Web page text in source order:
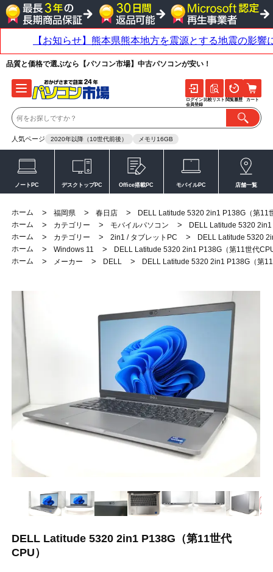
品質と価格で選ぶなら【パソコン市場】中古パソコンが安い！
人気ページ 2020年以降（10世代前後） メモリ16GB
ログイン
会員登録
比較リスト 閲覧履歴 カート
ノートPC デスクトップPC Office搭載PC モバイルPC 店舗一覧
ホーム > 福岡県 > 春日店 >
DELL Latitude 5320 2in1 P138G（第11
ホーム
> カテゴリー > モバイルパソコン >
DELL Latitude 5320
ホーム
> カテゴリー > 2in1 / タブレットPC >
DELL Latitude 5320
ホーム
> Windows 11 >
DELL Latitude 5320 2in1 P138G（第11世代
ホーム
> メーカー > DELL > DELL Latitude 5320 2in1 P138G（第
DELL Latitude 5320 2in1 P138G（第11世代
CPU）